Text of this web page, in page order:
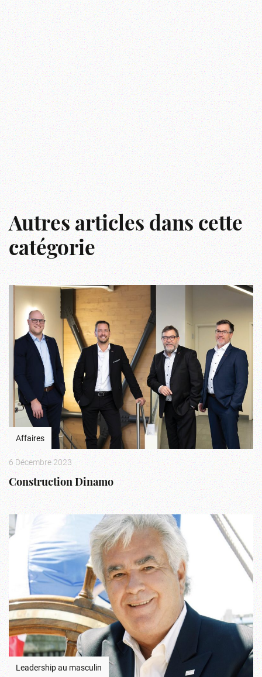
Autres articles dans cette
catégorie
Affaires
6 Décembre 2023
Construction Dinamo
Leadership au masculin